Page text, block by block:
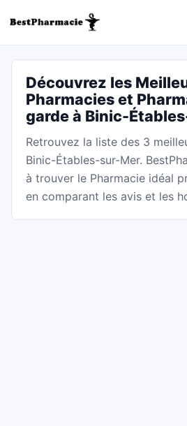
Découvrez les
Pharmacies et
garde à Binic-
Retrouvez la liste des 3
Binic-Étables-sur-Mer.
à trouver le Pharmacie idéal
en comparant les avis et les